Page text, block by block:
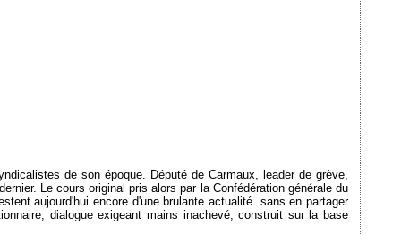
de son époque. Député de Carmaux, leader de grève,
Le cours original pris alors par la Confédération générale du
aujourd'hui encore d'une brulante actualité. sans en partager
dialogue exigeant mains inachevé, construit sur la base